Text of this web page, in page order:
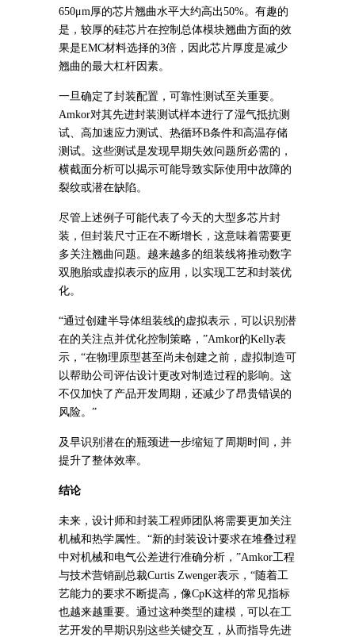
650μm厚的芯片翘曲水平大约高出50%。有趣的
是，较厚的硅芯片在控制总体模块翘曲方面的效
果是EMC材料选择的3倍，因此芯片厚度是减少
翘曲的最大杠杆因素。
一旦确定了封装配置，可靠性测试至关重要。
Amkor对其先进封装测试样本进行了湿气抵抗测
试、高加速应力测试、热循环B条件和高温存储
测试。这些测试是发现早期失效问题所必需的，
横截面分析可以揭示可能导致实际使用中故障的
裂纹或潜在缺陷。
尽管上述例子可能代表了今天的大型多芯片封
装，但封装尺寸正在不断增长，这意味着需要更
多关注翘曲问题。越来越多的组装线将推动数字
双胞胎或虚拟表示的应用，以实现工艺和封装优
化。
“通过创建半导体组装线的虚拟表示，可以识别潜
在的关注点并优化控制策略，”Amkor的Kelly表
示，“在物理原型甚至尚未创建之前，虚拟制造可
以帮助公司评估设计更改对制造过程的影响。这
不仅加快了产品开发周期，还减少了昂贵错误的
风险。”
及早识别潜在的瓶颈进一步缩短了周期时间，并
提升了整体效率。
结论
未来，设计师和封装工程师团队将需要更加关注
机械和热学属性。“新的封装设计要求在堆叠过程
中对机械和电气公差进行准确分析，”Amkor工程
与技术营销副总裁Curtis Zwenger表示，“随着工
艺能力的要求不断提高，像CpK这样的常见指标
也越来越重要。通过这种类型的建模，可以在工
艺开发的早期识别这些关键交互，从而指导先进